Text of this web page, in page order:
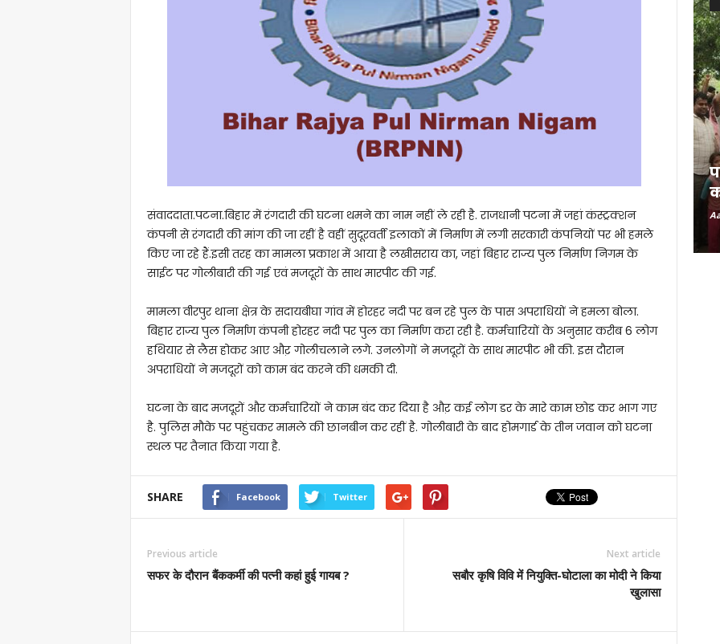
संवाददाता.पटना.बिहार में रंगदारी की घटना थमने का नाम नहीं ले रही है. राजधानी पटना में जहां कंस्ट्रक्शन
कंपनी से रंगदारी की मांग की जा रहीं है वहीं सुदूरवर्ती इलाकों में निर्माण में लगी सरकारी कंपनियों पर भी हमले
किए जा रहे हैं.इसी तरह का मामला प्रकाश में आया है लखीसराय का, जहां बिहार राज्य पुल निर्माण निगम के
साईट पर गोलीबारी की गई एवं मजदूरों के साथ मारपीट की गई.
मामला वीरपुर थाना क्षेत्र के सदायबीघा गांव में होरहर नदी पर बन रहे पुल के पास अपराधियों ने हमला बोला.
बिहार राज्य पुल निर्माण कंपनी होरहर नदी पर पुल का निर्माण करा रही है. कर्मचारियों के अनुसार करीब 6 लोग
हथियार से लैस होकर आए औऱ गोलीचलाने लगे. उनलोगों ने मजदूरों के साथ मारपीट भी की. इस दौरान
अपराधियों ने मजदूरों को काम बंद करने की धमकी दी.
घटना के बाद मजदूरों और कर्मचारियों ने काम बंद कर दिया है औऱ कई लोग डर के मारे काम छोड कर भाग गए
है. पुलिस मौके पर पहुंचकर मामले की छानबीन कर रहीं है. गोलीबारी के बाद होमगार्ड के तीन जवान को घटना
स्थल पर तैनात किया गया है.
SHARE Facebook Twitter
Previous article
सफर के दौरान बैंककर्मी की पत्नी कहां हुई गायब ?
Next article
सबौर कृषि विवि में नियुक्ति-घोटाला का मोदी ने किया
खुलासा